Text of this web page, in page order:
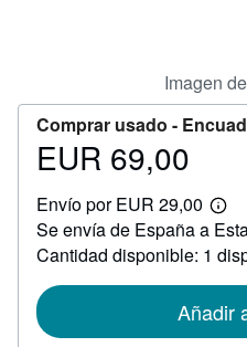
Imagen
Comprar usado -
Precio
69,00
EUR 69,00
Envío por EUR 29,00
Más
sobre
las
Se envía de España a
Cantidad disponible: 1
Añadir